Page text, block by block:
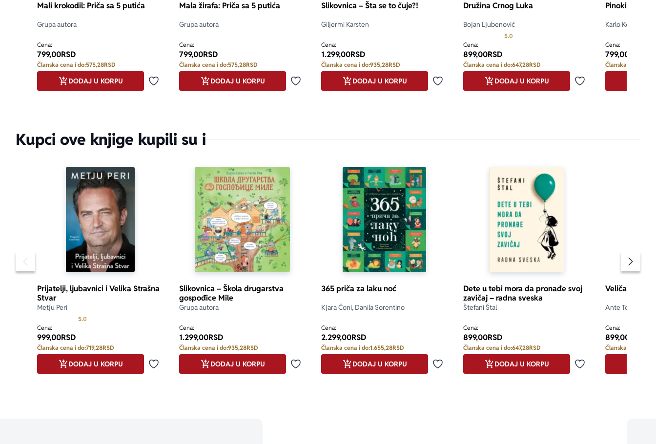
Mali krokodil: Priča sa 5 putića
Grupa autora
Cena:
799,00RSD
Članska cena i do:575,28RSD
Dodaj u omiljene
DODAJ U KORPU
Mala žirafa: Priča sa 5 putića
Grupa autora
Cena:
799,00RSD
Članska cena i do:575,28RSD
Dodaj u omiljene
DODAJ U KORPU
Slikovnica – Šta se to čuje?!
Giljermi Karsten
Cena:
1.299,00RSD
Članska cena i do:935,28RSD
Dodaj u omiljene
DODAJ U KORPU
Družina Crnog Luka
Bojan Ljubenović
5.0
Cena:
899,00RSD
Članska cena i do:647,28RSD
Dodaj u omiljene
DODAJ U KORPU
Pinokio
Karlo Kolodi
Cena:
799,00
Članska cena i do:
Kupci ove knjige kupili su i
Pomeranje sadržaja slajdera u levo
Prijatelji, ljubavnici i Velika Strašna
Stvar
Metju Peri
5.0
Cena:
999,00RSD
Članska cena i do:719,28RSD
Dodaj u omiljene
DODAJ U KORPU
Slikovnica – Škola drugarstva
gospođice Mile
Grupa autora
Cena:
1.299,00RSD
Članska cena i do:935,28RSD
Dodaj u omiljene
DODAJ U KORPU
365 priča za laku noć
Kjara Čoni, Danila Sorentino
Cena:
2.299,00RSD
Članska cena i do:1.655,28RSD
Dodaj u omiljene
DODAJ U KORPU
Dete u tebi mora da pronađe svoj
zavičaj – radna sveska
Štefani Štal
Cena:
899,00RSD
Članska cena i do:647,28RSD
Dodaj u omiljene
DODAJ U KORPU
Veličanstveni
Ante Tomić
Cena:
899,00
Članska cena i do: